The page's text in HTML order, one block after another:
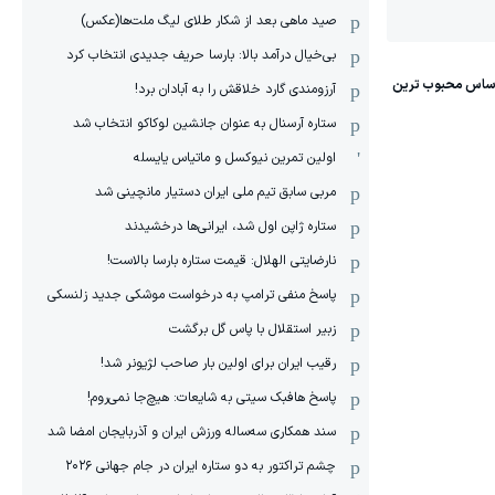
صید ماهی بعد از شکار طلای لیگ ملت‌ها(عکس)
بی‌خیال درآمد بالا: بارسا حریف جدیدی انتخاب کرد
آرزومندی گارد خلاقش را به آبادان برد!
ستاره آرسنال به عنوان جانشین لوکاکو انتخاب شد
اولین تمرین نیوکسل و ماتیاس یایسله
مربی سابق تیم ملی ایران دستیار مانچینی شد
ستاره ژاپن اول شد، ایرانی‌ها درخشیدند
نارضایتی الهلال: قیمت ستاره بارسا بالاست!
پاسخ منفی ترامپ به درخواست موشکی جدید زلنسکی
زبیر استقلال با پاس گل برگشت
رقیب ایران برای اولین بار صاحب لژیونر شد!
پاسخ هافبک سیتی به شایعات: هیچ‌جا نمی‌روم!
سند همکاری سه‌ساله‌ ‌ورزش ایران و آذربایجان امضا شد
چشم تراکتور به دو ستاره ایران در جام جهانی ۲۰۲۶